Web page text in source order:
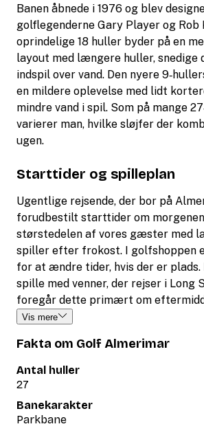
Banen åbnede i 1976 og blev
golflegenderne Gary Player og Rob
oprindelige 18 huller byder på en
layout med længere huller, snedige
indspil over vand. Den nyere
en mildere oplevelse med lidt
mindre vand i spil. Som på mange
varierer man, hvilke sløjfer der
ugen.
Starttider og spilleplan
Ugentlige rejsende, der bor på
forudbestilt starttider om
størstedelen af ​​vores gæster med
spiller efter frokost. I golfshoppen
for at ændre tider, hvis der er plads.
spille med venner, der rejser i Long
foregår dette primært om
Vis mere
Fakta om Golf Almerimar
Antal huller
27
Banekarakter
Parkbane